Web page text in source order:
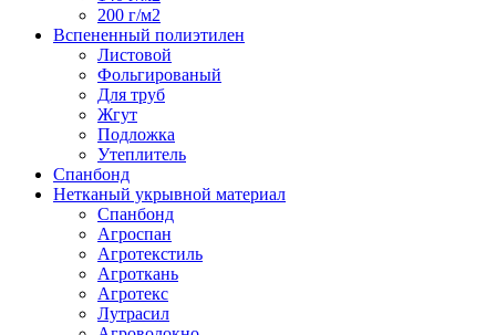
200 г/м2
Вспененный полиэтилен
Листовой
Фольгированый
Для труб
Жгут
Подложка
Утеплитель
Спанбонд
Нетканый укрывной материал
Спанбонд
Агроспан
Агротекстиль
Агроткань
Агротекс
Лутрасил